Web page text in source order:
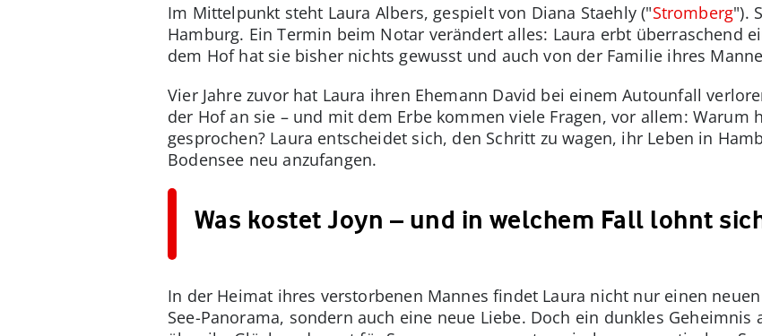
Im Mittelpunkt steht Laura Albers, gespielt von Diana Staehly ("Stromberg").
Hamburg. Ein Termin beim Notar verändert alles: Laura erbt überraschend
dem Hof hat sie bisher nichts gewusst und auch von der Familie ihres
Vier Jahre zuvor hat Laura ihren Ehemann David bei einem Autounfall
der Hof an sie – und mit dem Erbe kommen viele Fragen, vor allem: Warum
gesprochen? Laura entscheidet sich, den Schritt zu wagen, ihr Leben in
Bodensee neu anzufangen.
Was kostet Joyn – und in welchem Fall lohnt
In der Heimat ihres verstorbenen Mannes findet Laura nicht nur einen
See-Panorama, sondern auch eine neue Liebe. Doch ein dunkles Geheimnis